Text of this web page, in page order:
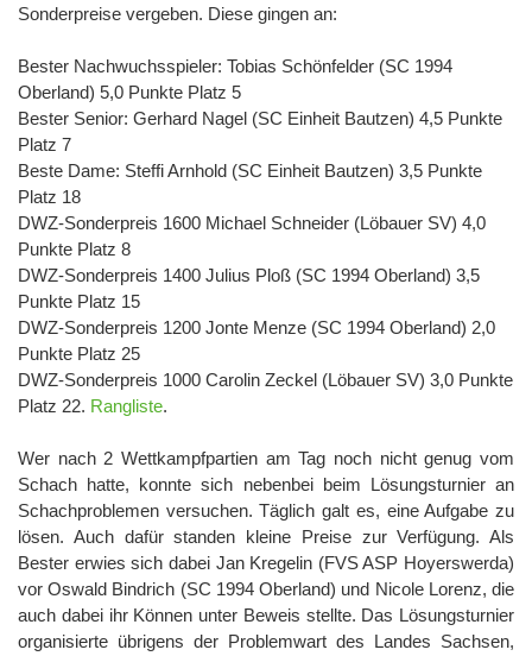
Sonderpreise vergeben. Diese gingen an:
Bester Nachwuchsspieler: Tobias Schönfelder (SC 1994
Oberland) 5,0 Punkte Platz 5
Bester Senior: Gerhard Nagel (SC Einheit Bautzen) 4,5 Punkte
Platz 7
Beste Dame: Steffi Arnhold (SC Einheit Bautzen) 3,5 Punkte
Platz 18
DWZ-Sonderpreis 1600 Michael Schneider (Löbauer SV) 4,0
Punkte Platz 8
DWZ-Sonderpreis 1400 Julius Ploß (SC 1994 Oberland) 3,5
Punkte Platz 15
DWZ-Sonderpreis 1200 Jonte Menze (SC 1994 Oberland) 2,0
Punkte Platz 25
DWZ-Sonderpreis 1000 Carolin Zeckel (Löbauer SV) 3,0 Punkte
Platz 22. Rangliste.
Wer nach 2 Wettkampfpartien am Tag noch nicht genug vom
Schach hatte, konnte sich nebenbei beim Lösungsturnier an
Schachproblemen versuchen. Täglich galt es, eine Aufgabe zu
lösen. Auch dafür standen kleine Preise zur Verfügung. Als
Bester erwies sich dabei Jan Kregelin (FVS ASP Hoyerswerda)
vor Oswald Bindrich (SC 1994 Oberland) und Nicole Lorenz, die
auch dabei ihr Können unter Beweis stellte. Das Lösungsturnier
organisierte übrigens der Problemwart des Landes Sachsen,